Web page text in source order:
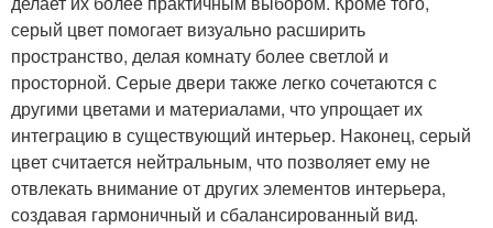
серый цвет помогает визуально расширить
пространство, делая комнату более светлой и
просторной. Серые двери также легко сочетаются с
другими цветами и материалами, что упрощает их
интеграцию в существующий интерьер. Наконец, серый
цвет считается нейтральным, что позволяет ему не
отвлекать внимание от других элементов интерьера,
создавая гармоничный и сбалансированный вид.